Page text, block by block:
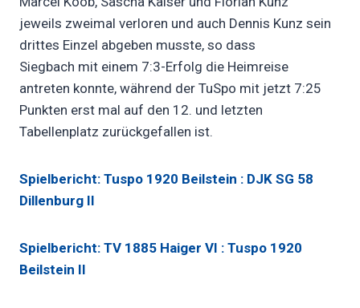
jeweils zweimal verloren und auch Dennis Kunz sein
drittes Einzel abgeben musste, so dass
Siegbach mit einem 7:3-Erfolg die Heimreise
antreten konnte, während der TuSpo mit jetzt 7:25
Punkten erst mal auf den 12. und letzten
Tabellenplatz zurückgefallen ist.
Spielbericht: Tuspo 1920 Beilstein : DJK SG 58
Dillenburg II
Spielbericht: TV 1885 Haiger VI : Tuspo 1920
Beilstein II